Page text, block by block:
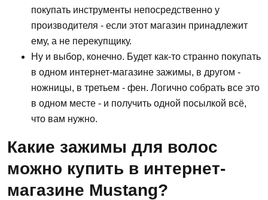
покупать инструменты непосредственно у
производителя - если этот магазин принадлежит
ему, а не перекупщику.
Ну и выбор, конечно. Будет как-то странно покупать
в одном интернет-магазине зажимы, в другом -
ножницы, в третьем - фен. Логично собрать все это
в одном месте - и получить одной посылкой всё,
что вам нужно.
Какие зажимы для волос
можно купить в интернет-
магазине Mustang?